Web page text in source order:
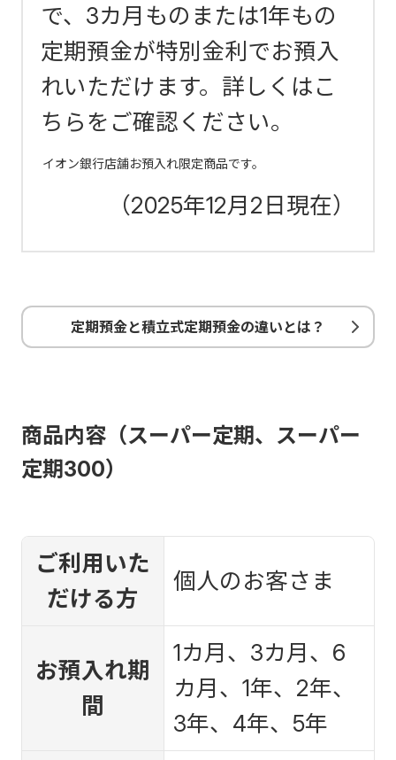
で、3カ月ものまたは1年もの
定期預金が特別金利でお預入
れいただけます。詳しくはこ
ちらをご確認ください。
イオン銀行店舗お預入れ限定商品です。
（2025年12月2日現在）
定期預金と積立式定期預金の違いとは？
商品内容（スーパー定期、スーパー
定期300）
ご利用いた
だける方
個人のお客さま
お預入れ期
間
1カ月、3カ月、6
カ月、1年、2年、
3年、4年、5年